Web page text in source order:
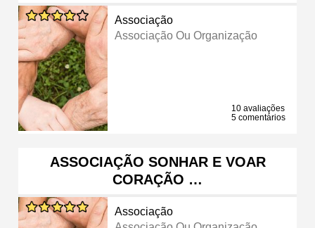
Associação
Associação Ou Organização
10 avaliações
5 comentários
ASSOCIAÇÃO SONHAR E VOAR
CORAÇÃO …
Associação